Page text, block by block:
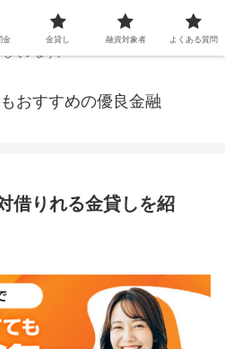
婦・パート・派遣など消費者金融でお金を
日融資で借りられる審査が甘い優良街金を
しています。
おすすめの優良金融
借りれる金貸しを紹
金 金貸し 融資対象者 よくある質問